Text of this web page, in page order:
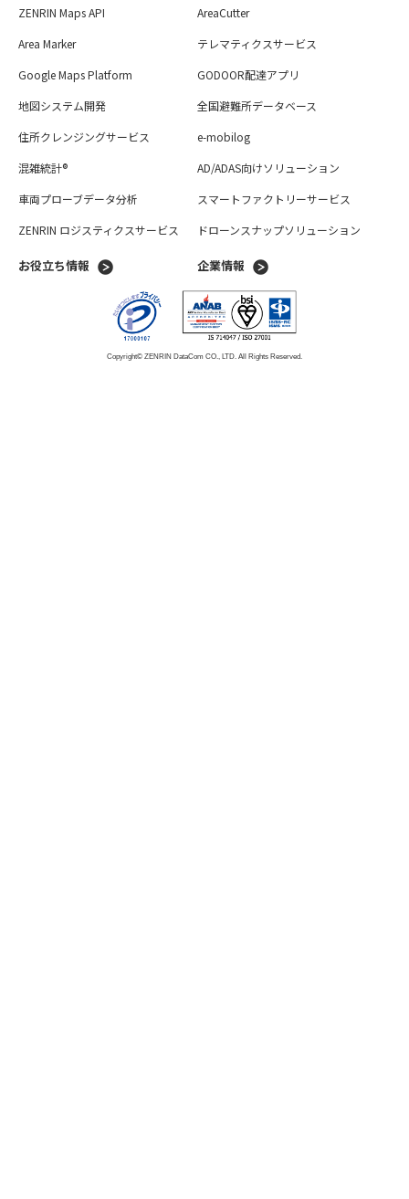
ZENRIN Maps API
Area Marker
Google Maps Platform
地図システム開発
住所クレンジングサービス
混雑統計®
車両プローブデータ分析
AreaCutter
テレマティクスサービス
GODOOR配達アプリ
全国避難所データベース
e-mobilog
AD/ADAS向けソリューション
スマートファクトリーサービス
ZENRIN ロジスティクスサービス
お役立ち情報
ドローンスナップソリューション
企業情報
Copyright© ZENRIN DataCom CO., LTD. All Rights Reserved.